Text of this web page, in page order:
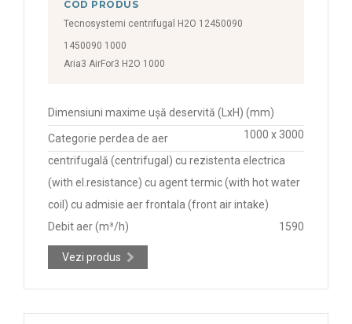
COD PRODUS
Tecnosystemi centrifugal H2O 12450090
1450090 1000
Aria3 AirFor3 H2O 1000
Dimensiuni maxime ușă deservită (LxH) (mm)
1000 x 3000
Categorie perdea de aer
centrifugală (centrifugal) cu rezistenta electrica
(with el.resistance) cu agent termic (with hot water
coil) cu admisie aer frontala (front air intake)
Debit aer (m³/h)
1590
Vezi produs